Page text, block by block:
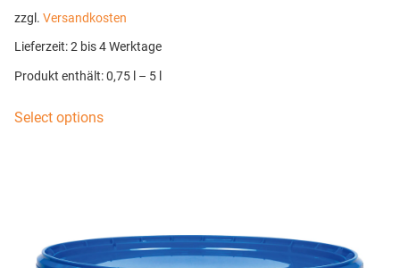
zzgl. Versandkosten
Lieferzeit:2 bis 4 Werktage
Produkt enthält: 0,75 – 5
Select options